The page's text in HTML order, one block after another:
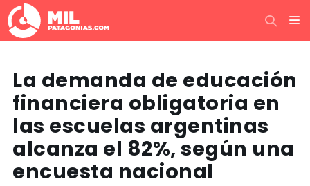
La demanda de educación
financiera obligatoria en
las escuelas argentinas
alcanza el 82%, según una
encuesta nacional